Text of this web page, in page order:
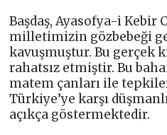
Başdaş, Ayasofya-i Kebir
milletimizin gözbebeği
kavuşmuştur. Bu gerçek
rahatsız etmiştir. Bu
matem çanları ile
Türkiye’ye karşı
açıkça göstermektedir.